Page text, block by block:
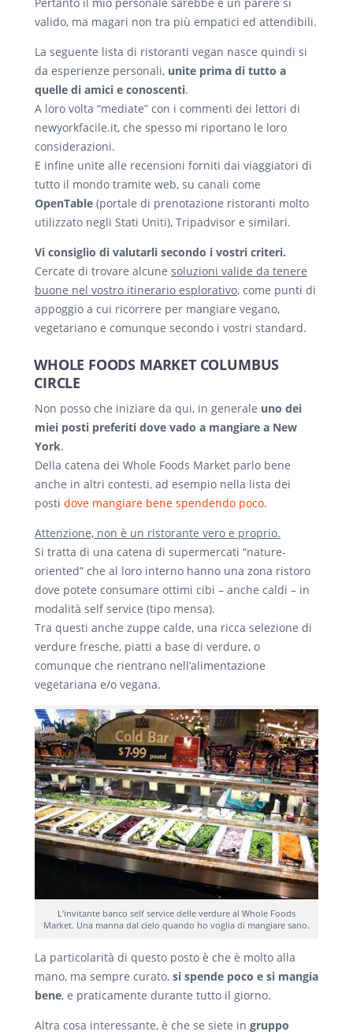
valido, ma magari non tra più empatici ed attendibili.
La seguente lista di ristoranti vegan nasce quindi si
da esperienze personali, unite prima di tutto a
quelle di amici e conoscenti.
A loro volta “mediate” con i commenti dei lettori di
newyorkfacile.it, che spesso mi riportano le loro
considerazioni.
E infine unite alle recensioni forniti dai viaggiatori di
tutto il mondo tramite web, su canali come
OpenTable (portale di prenotazione ristoranti molto
utilizzato negli Stati Uniti), Tripadvisor e similari.
Vi consiglio di valutarli secondo i vostri criteri.
Cercate di trovare alcune soluzioni valide da tenere
buone nel vostro itinerario esplorativo, come punti di
appoggio a cui ricorrere per mangiare vegano,
vegetariano e comunque secondo i vostri standard.
WHOLE FOODS MARKET COLUMBUS
CIRCLE
Non posso che iniziare da qui, in generale uno dei
miei posti preferiti dove vado a mangiare a New
York.
Della catena dei Whole Foods Market parlo bene
anche in altri contesti, ad esempio nella lista dei
posti dove mangiare bene spendendo poco.
Attenzione, non è un ristorante vero e proprio.
Si tratta di una catena di supermercati “nature-
oriented” che al loro interno hanno una zona ristoro
dove potete consumare ottimi cibi – anche caldi – in
modalità self service (tipo mensa).
Tra questi anche zuppe calde, una ricca selezione di
verdure fresche, piatti a base di verdure, o
comunque che rientrano nell’alimentazione
vegetariana e/o vegana.
L’invitante banco self service delle verdure al Whole Foods
Market. Una manna dal cielo quando ho voglia di mangiare sano.
La particolarità di questo posto è che è molto alla
mano, ma sempre curato, si spende poco e si mangia
bene, e praticamente durante tutto il giorno.
Altra cosa interessante, è che se siete in gruppo